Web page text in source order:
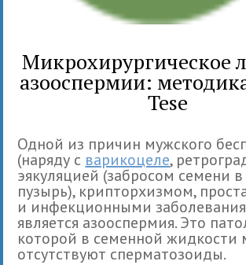
Микрохирургическое
азооспермии:
Tese
Одной из причин мужского
(наряду с варикоцеле,
эякуляцией (забросом семени
пузырь), крипторхизмом,
и инфекционными
является азооспермия. Это
которой в семенной жидкости
отсутствуют сперматозоиды.